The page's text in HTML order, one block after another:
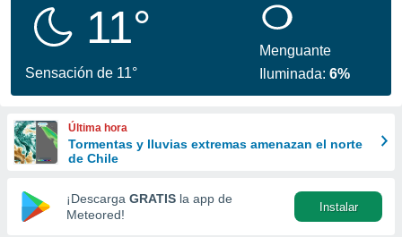
se
calidad.
a este
las
y
forma
digital
basada
11°
Sensación de 11°
Menguante
Iluminada:6%
Última hora
Tormentas y lluvias extremas amenazan el norte
de Chile
¡Descarga GRATIS la app de
Meteored!
Instalar